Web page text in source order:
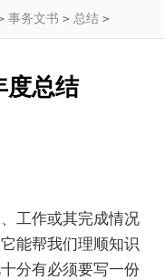
事务文书 > 总结 >
度总结
工作或其完成情况
能帮我们理顺知识
分有必须要写一份